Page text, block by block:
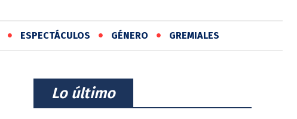
ESPECTÁCULOS GÉNERO GREMIALES
⠀Lo último⠀